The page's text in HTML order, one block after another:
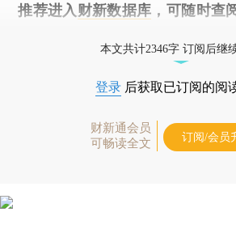
推荐进入 财新数据库 ，可随时查
本文共计2346字 订阅后继
登录 后获取已订阅的阅
财新通会员
可畅读全文
订阅/会员